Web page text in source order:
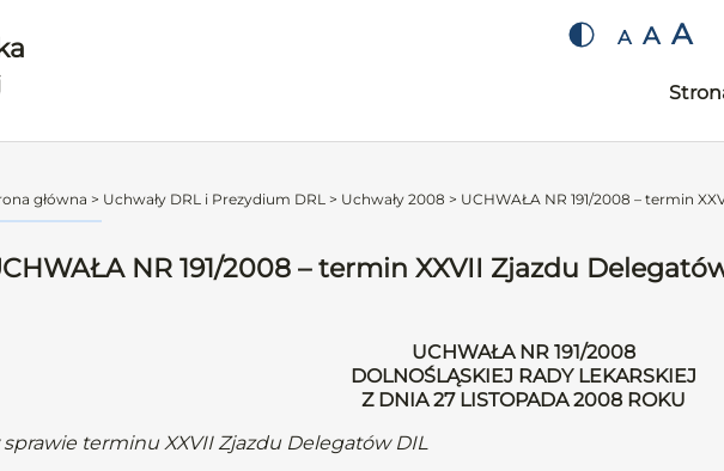
A A A
główna > Uchwały DRL i Prezydium DRL > Uchwały 2008 > UCHWAŁA NR 191/2008 – termin
NR 191/2008 – termin XXVII Zjazdu
UCHWAŁA NR 191/2008
DOLNOŚLĄSKIEJ RADY LEKARSKIEJ
Z DNIA 27 LISTOPADA 2008 ROKU
sprawie terminu XXVII Zjazdu Delegatów DIL